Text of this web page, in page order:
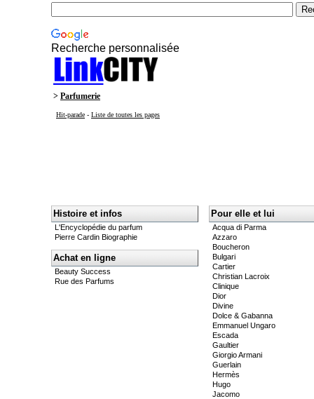
Recherche personnalisée
> Parfumerie
Hit-parade - Liste de toutes les pages
Histoire et infos
L'Encyclopédie du parfum
Pierre Cardin Biographie
Achat en ligne
Beauty Success
Rue des Parfums
Pour elle et lui
Acqua di Parma
Azzaro
Boucheron
Bulgari
Cartier
Christian Lacroix
Clinique
Dior
Divine
Dolce & Gabanna
Emmanuel Ungaro
Escada
Gaultier
Giorgio Armani
Guerlain
Hermès
Hugo
Jacomo